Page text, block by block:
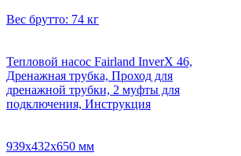
Вес брутто: 74 кг
Тепловой насос Fairland InverX 46,
Дренажная трубка, Проход для
дренажной трубки, 2 муфты для
подключения, Инструкция
939х432х650 мм